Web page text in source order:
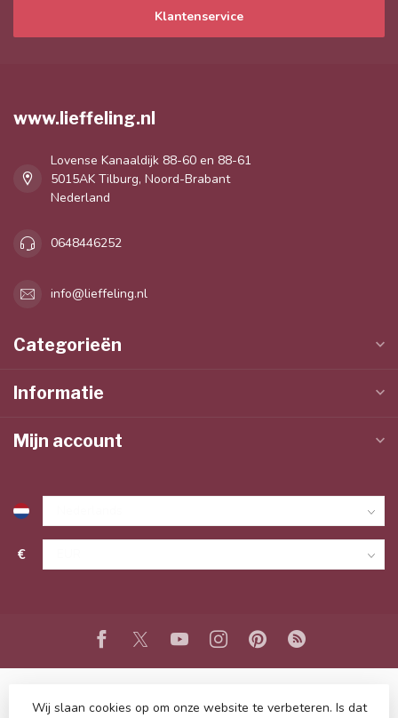
Klantenservice
www.lieffeling.nl
Lovense Kanaaldijk 88-60 en 88-61
5015AK Tilburg, Noord-Brabant
Nederland
0648446252
info@lieffeling.nl
Categorieën
Informatie
Mijn account
€
© Copyright 2026 www.lieffeling.nl- Powered byLightspeed-
Wij slaan cookies op om onze website te verbeteren. Is dat